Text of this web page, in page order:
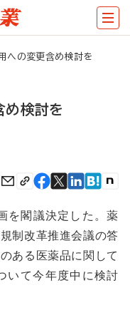
用への変更含め検討を
め検討を
を閣議決定した。薬
制改革推進会議の答
ある医薬品に関して
いて今年度中に検討